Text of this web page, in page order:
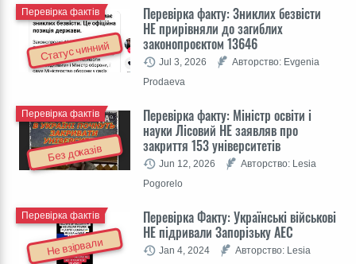
Статус чинний
Перевірка факту: Зниклих безвісти
НЕ прирівняли до загиблих
законопроєктом 13646
Перевірка фактів
Jul 3, 2026
Авторство: Evgenia
Prodaeva
Без доказів
Перевірка факту: Міністр освіти і
науки Лісовий НЕ заявляв про
закриття 153 університетів
Перевірка фактів
Jun 12, 2026
Авторство: Lesia
Pogorelo
Не взірвали
Перевірка Факту: Українські військові
НЕ підривали Запорізьку АЕС
Перевірка фактів
Jan 4, 2024
Авторство: Lesia